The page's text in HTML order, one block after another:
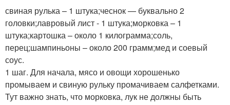
свиная рулька – 1 штука;чеснок — буквально 2
головки;лавровый лист - 1 штука;морковка – 1
штука;картошка – около 1 килограмма;соль,
перец;шампиньоны – около 200 грамм;мед и соевый
соус.
1 шаг. Для начала, мясо и овощи хорошенько
промываем и свиную рульку промачиваем салфетками.
Тут важно знать, что морковка, лук не должны быть